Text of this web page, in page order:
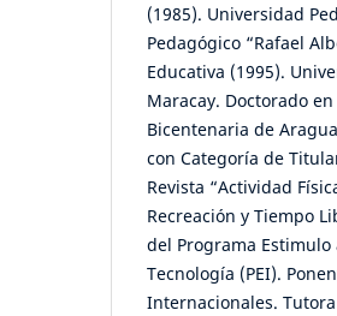
(1985). Universidad
Pedagógico “Rafael
Educativa (1995).
Maracay. Doctorado
Bicentenaria de
con Categoría de
Revista “Actividad
Recreación y Tiempo
del Programa
Tecnología (PEI).
Internacionales.